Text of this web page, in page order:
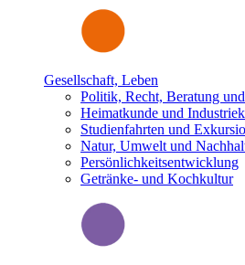
Gesellschaft, Leben
Politik, Recht, Beratung
Heimatkunde und
Studienfahrten und
Natur, Umwelt und
Persönlichkeitsentwicklung
Getränke- und Kochkultur